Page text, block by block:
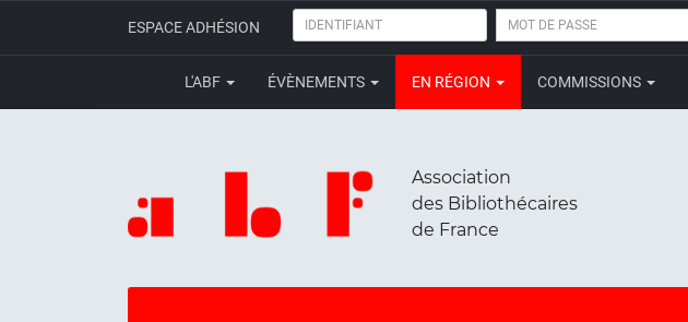
ESPACE ADHÉSION IDENTIFIANT
MOT
PASSE
L'ABF ÉVÈNEMENTS EN RÉGION COMMISSIONS
Association
des Bibliothécaires
de France